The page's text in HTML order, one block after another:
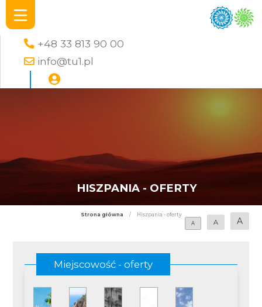
+48 33 813 90 00
info@tu1.pl
HISZPANIA - OFERTY
Strona główna /
Hiszpania - oferty
A
A A
Miejscowość - oferty